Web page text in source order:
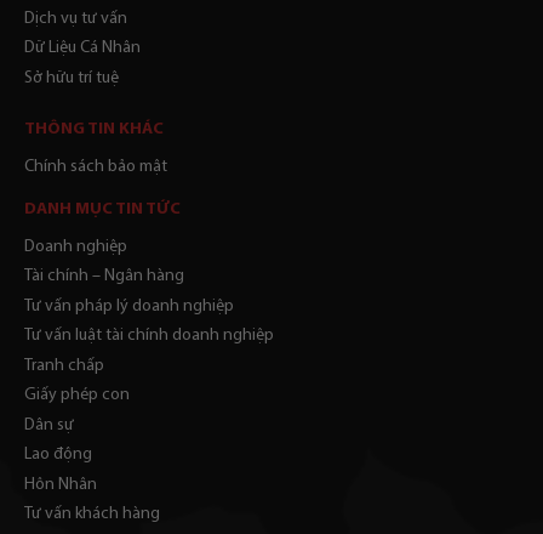
Dịch vụ tư vấn
Dữ Liệu Cá Nhân
Sở hữu trí tuệ
THÔNG TIN KHÁC
Chính sách bảo mật
DANH MỤC TIN TỨC
Doanh nghiệp
Tài chính – Ngân hàng
Tư vấn pháp lý doanh nghiệp
Tư vấn luật tài chính doanh nghiệp
Tranh chấp
Giấy phép con
Dân sự
Lao động
Hôn Nhân
Tư vấn khách hàng